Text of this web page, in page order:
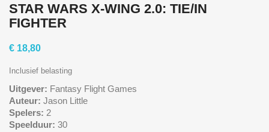
STAR WARS X-WING 2.0: TIE/IN
FIGHTER
€ 18,80
Inclusief belasting
Uitgever: Fantasy Flight Games
Auteur: Jason Little
Spelers: 2
Speelduur: 30